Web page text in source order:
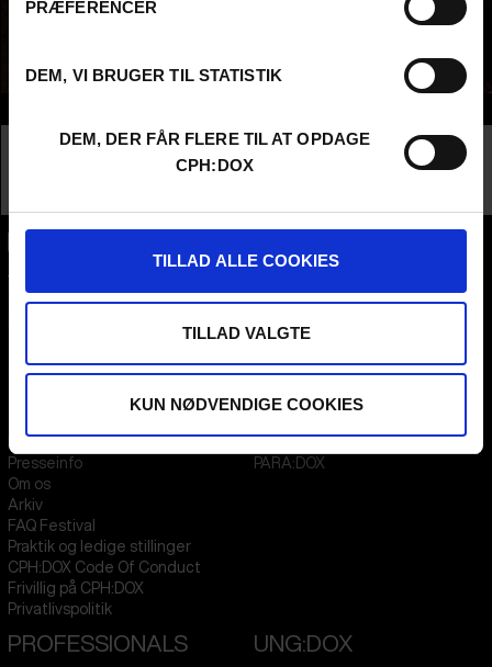
PRÆFERENCER
DEM, VI BRUGER TIL STATISTIK
DEM, DER FÅR FLERE TIL AT OPDAGE
CPH:DOX
TILLAD ALLE COOKIES
TILLAD VALGTE
KUN NØDVENDIGE COOKIES
Nationalitet
United Kingdom
Java Films
Flæsketorvet 60, 3s
1711Copenhagen V
CVR31285569
FESTIVAL 2026 DA
Presseinfo
Om os
Arkiv
FAQ Festival
Praktik og ledige stillinger
CPH:DOX Code Of Conduct
Frivillig på CPH:DOX
Privatlivspolitik
STREAMING
PARA:DOX
PROFESSIONALS UNG:DOX